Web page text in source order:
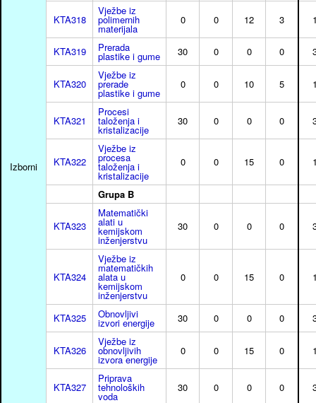
Izborni
KTA318
Vježbe iz
polimernih
materijala
0 0 12 3
KTA319 Prerada
plastike i gume 30 0 0 0
KTA320
Vježbe iz
prerade
plastike i gume
0 0 10 5
KTA321
Procesi
taloženja i
kristalizacije
30 0 0 0
KTA322
Vježbe iz
procesa
taloženja i
kristalizacije
0 0 15 0
Grupa B
KTA323
Matematički
alati u
kemijskom
inženjerstvu
30 0 0 0
KTA324
Vježbe iz
matematičkih
alata u
kemijskom
inženjerstvu
0 0 15 0
KTA325 Obnovljivi
izvori energije 30 0 0 0
KTA326
Vježbe iz
obnovljivih
izvora energije
0 0 15 0
KTA327
Priprava
tehnoloških
voda
30 0 0 0